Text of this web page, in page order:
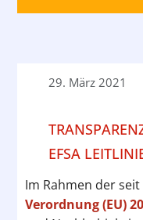
29. März 2021
EFSA
Im Rahmen der
Verordnung (EU)